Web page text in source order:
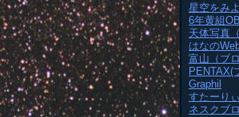
星空をみ
6年黄組
天体写真
はなの
富山（ブ
PENTAX(
Graphil
すたーり
ネスクブ